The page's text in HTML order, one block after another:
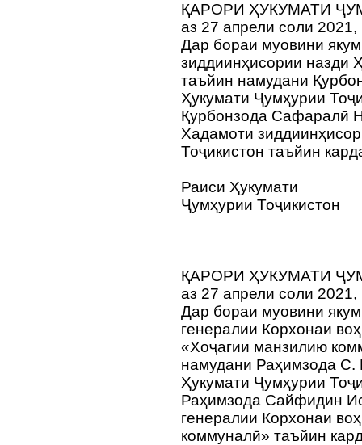
ҚАРОРИ ҲУКУМАТИ
аз 27 апрели соли
Дар бораи муовини
зиддиинҳисории назди
таъйин намудани
Ҳукумати Ҷумҳурии
Қурбонзода Сафаралӣ
Хадамоти
Тоҷикистон таъйин
Раиси Ҳукумати
Ҷумҳурии Тоҷикистон
ҚАРОРИ ҲУКУМАТИ
аз 27 апрели соли
Дар бораи муовини
генералии Корхонаи
«Хоҷагии манзилию
намудани Раҳимзода С.
Ҳукумати Ҷумҳурии
Раҳимзода Сайфидин
генералии Корхонаи
коммуналӣ» таъйин